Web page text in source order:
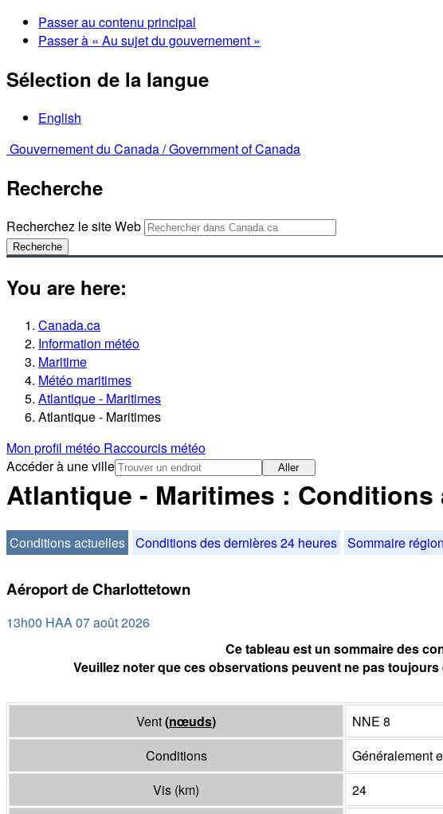
Passer au contenu principal
Passer à « Au sujet du gouvernement »
Sélection de la langue
English
Gouvernement du Canada /Government of Canada
Recherche
Recherchez le site Web
Recherche
You are here:
Canada.ca
Information météo
Maritime
Météo maritimes
Atlantique - Maritimes
Atlantique - Maritimes
Mon profil météo Raccourcis météo
Accéder à une ville
Aller
Atlantique - Maritimes : Conditions
Conditions actuelles Conditions des dernières 24 heures Sommaire
Aéroport de Charlottetown
13h00 HAA 07 août 2026
Ce tableau est un sommaire des
Veuillez noter que ces observations peuvent ne pas
Vent(nœuds) NNE 8
Conditions
Généralement
Vis (km) 24